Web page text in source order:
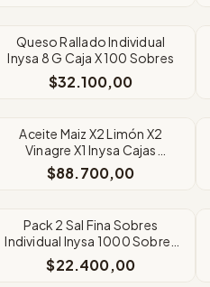
Queso Rallado Individual
Inysa 8 G Caja X 100 Sobres
$32.100,00
Aceite Maiz X2 Limón X2
Vinagre X1 Inysa Cajas
Individuales
$88.700,00
Pack 2 Sal Fina Sobres
Individual Inysa 1000 Sobres
X0.5grms Inysa
$22.400,00